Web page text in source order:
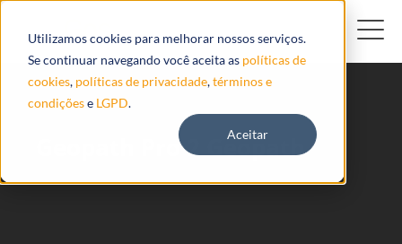
Utilizamos cookies para melhorar nossos serviços.
Se continuar navegando você aceita as políticas de
cookies, políticas de privacidade,términos e
condiçõese LGPD.
Aceitar
Geopath Pro 2 Geopath